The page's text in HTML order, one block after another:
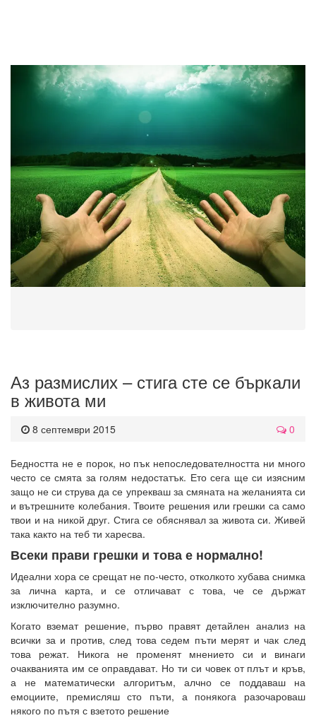
Аз размислих – стига сте се бъркали
в живота ми
8 септември 2015 0
Бедността не е порок, но пък непоследователността ни много
често се смята за голям недостатък. Ето сега ще си изясним
защо не си струва да се упрекваш за смяната на желанията си
и вътрешните колебания. Твоите решения или грешки са само
твои и на никой друг. Стига се обяснявал за живота си. Живей
така както на теб ти харесва.
Всеки прави грешки и това е нормално!
Идеални хора се срещат не по-често, отколкото хубава снимка
за лична карта, и се отличават с това, че се държат
изключително разумно.
Когато вземат решение, първо правят детайлен анализ на
всички за и против, след това седем пъти мерят и чак след
това режат. Никога не променят мнението си и винаги
очакванията им се оправдават. Но ти си човек от плът и кръв,
а не математически алгоритъм, алчно се поддаваш на
емоциите, премисляш сто пъти, а понякога разочароваш
някого по пътя с взетото решение